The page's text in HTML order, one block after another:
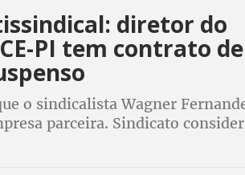
diretor do
PI tem contrato de
o sindicalista Wagner
parceira. Sindicato